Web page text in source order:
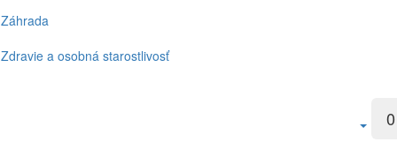
Záhrada
Zdravie a osobná starostlivosť
0